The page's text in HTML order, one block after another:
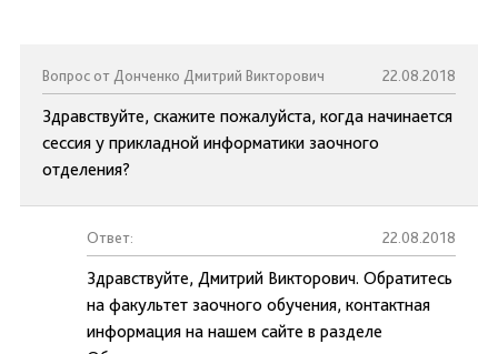
Вопрос от Донченко Дмитрий Викторович 22.08.2018
Здравствуйте, скажите пожалуйста, когда начинается
сессия у прикладной информатики заочного
отделения?
Ответ: 22.08.2018
Здравствуйте, Дмитрий Викторович. Обратитесь
на факультет заочного обучения, контактная
информация на нашем сайте в разделе